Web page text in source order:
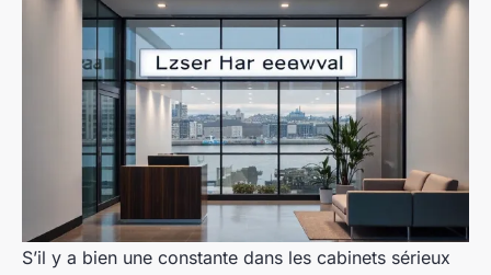
S’il y a bien une constante dans les cabinets sérieux